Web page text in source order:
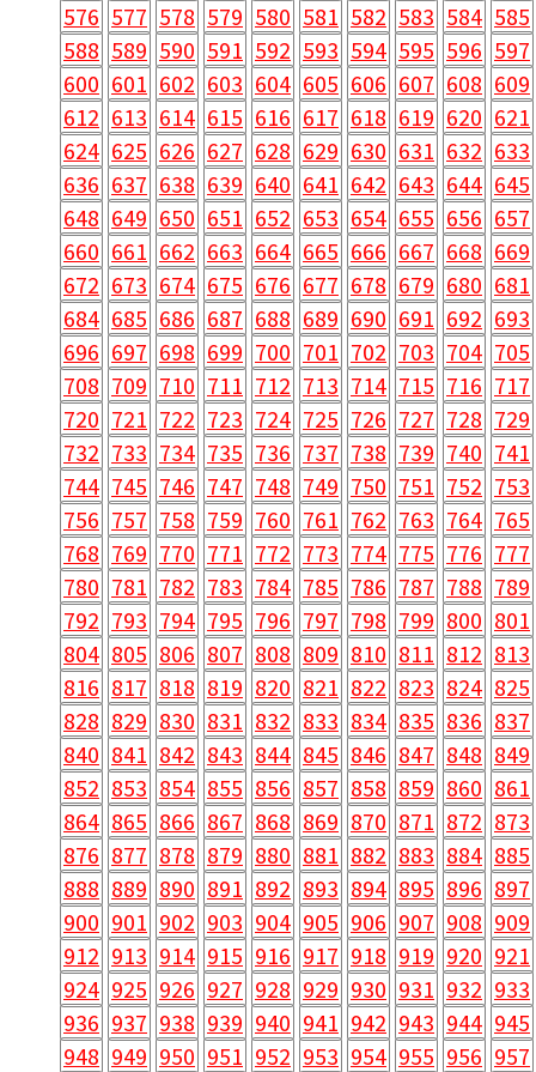
576 577 578 579 580 581 582 583 584 585
588 589 590 591 592 593 594 595 596 597
600 601 602 603 604 605 606 607 608 609
612 613 614 615 616 617 618 619 620 621
624 625 626 627 628 629 630 631 632 633
636 637 638 639 640 641 642 643 644 645
648 649 650 651 652 653 654 655 656 657
660 661 662 663 664 665 666 667 668 669
672 673 674 675 676 677 678 679 680 681
684 685 686 687 688 689 690 691 692 693
696 697 698 699 700 701 702 703 704 705
708 709 710 711 712 713 714 715 716 717
720 721 722 723 724 725 726 727 728 729
732 733 734 735 736 737 738 739 740 741
744 745 746 747 748 749 750 751 752 753
756 757 758 759 760 761 762 763 764 765
768 769 770 771 772 773 774 775 776 777
780 781 782 783 784 785 786 787 788 789
792 793 794 795 796 797 798 799 800 801
804 805 806 807 808 809 810 811 812 813
816 817 818 819 820 821 822 823 824 825
828 829 830 831 832 833 834 835 836 837
840 841 842 843 844 845 846 847 848 849
852 853 854 855 856 857 858 859 860 861
864 865 866 867 868 869 870 871 872 873
876 877 878 879 880 881 882 883 884 885
888 889 890 891 892 893 894 895 896 897
900 901 902 903 904 905 906 907 908 909
912 913 914 915 916 917 918 919 920 921
924 925 926 927 928 929 930 931 932 933
936 937 938 939 940 941 942 943 944 945
948 949 950 951 952 953 954 955 956 957